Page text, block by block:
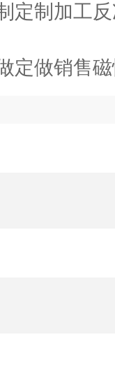
定制加工
定做销售